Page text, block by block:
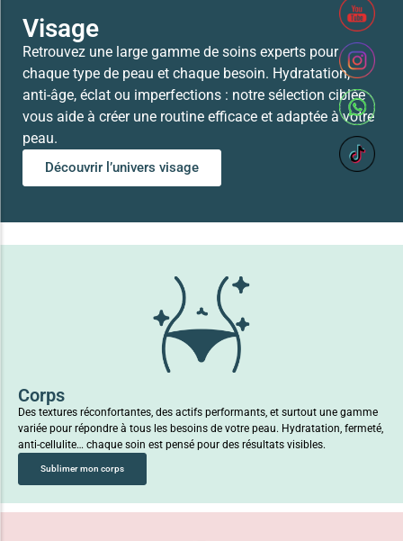
Visage
Retrouvez une large gamme de soins experts pour
chaque type de peau et chaque besoin. Hydratation,
anti-âge, éclat ou imperfections : notre sélection ciblée
vous aide à créer une routine efficace et adaptée à votre
peau.
Découvrir l’univers visage
Corps
Des textures réconfortantes, des actifs performants, et surtout une gamme
variée pour répondre à tous les besoins de votre peau. Hydratation, fermeté,
anti-cellulite… chaque soin est pensé pour des résultats visibles.
Sublimer mon corps